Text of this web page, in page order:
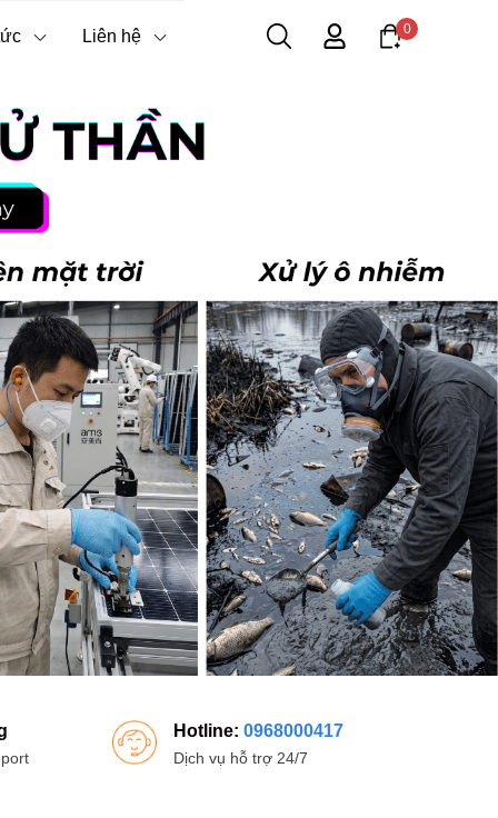
Liên hệ 0
Hotline: 0968000417
Dịch vụ hỗ trợ 24/7